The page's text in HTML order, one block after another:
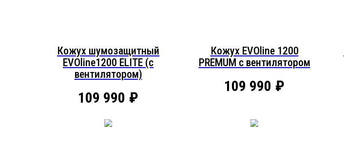
Кожух шумозащитный
EVOline1200 ELITE (c
вентилятором)
109 990 ₽
Кожух EVOline 1200
PREMUM c вентилятором
109 990 ₽